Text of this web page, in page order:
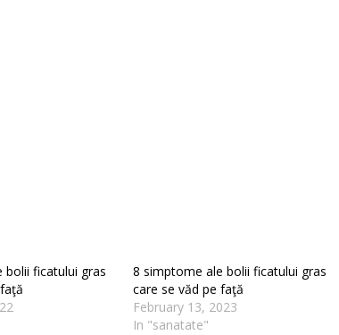
bolii ficatului gras
8 simptome ale bolii ficatului gras
care se văd pe faţă
February 13, 2023
In "sanatate"